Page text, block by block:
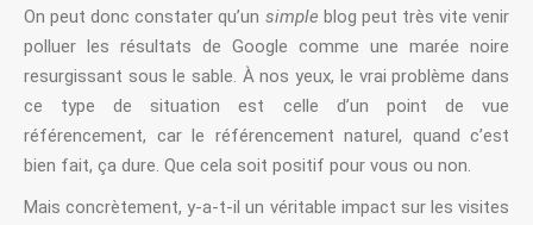
On peut donc constater qu’un simple blog peut très vite venir
polluer les résultats de Google comme une marée noire
resurgissant sous le sable. À nos yeux, le vrai problème dans
ce type de situation est celle d’un point de vue
référencement, car le référencement naturel, quand c’est
bien fait, ça dure. Que cela soit positif pour vous ou non.
Mais concrètement, y-a-t-il un véritable impact sur les visites